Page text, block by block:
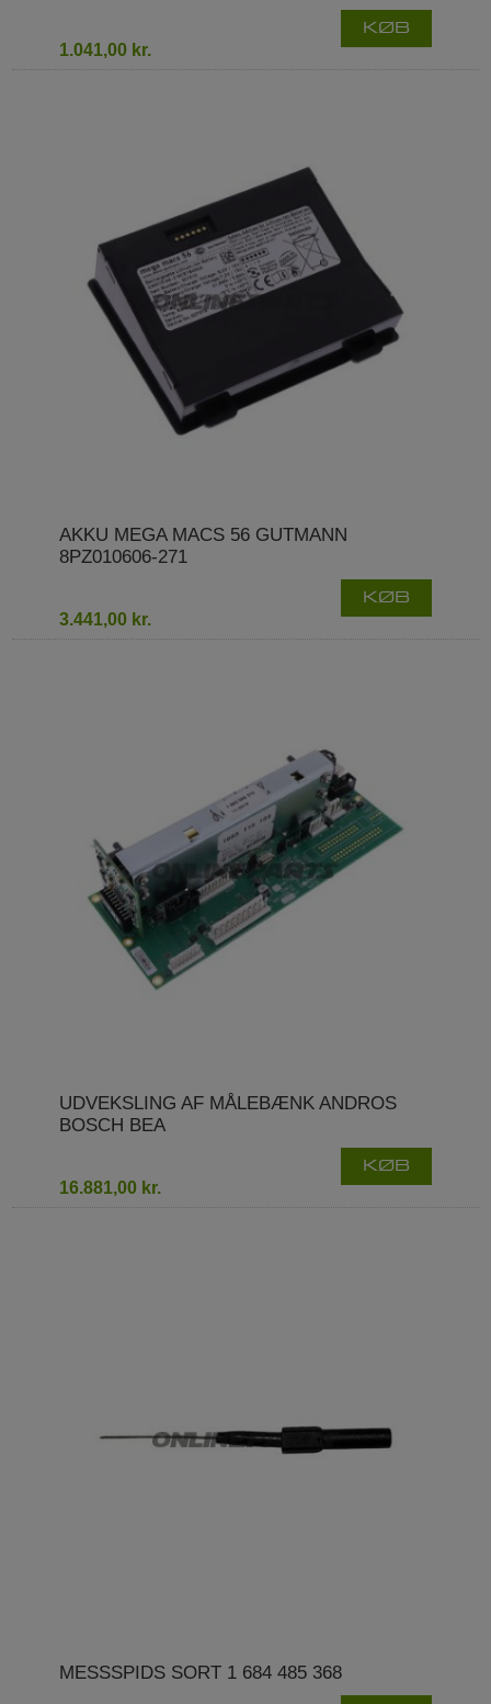
1.041,00 kr.
KØB
AKKU MEGA MACS 56 GUTMANN
8PZ010606-271
3.441,00 kr.
KØB
UDVEKSLING AF MÅLEBÆNK ANDROS
BOSCH BEA
16.881,00 kr.
KØB
MESSSPIDS SORT 1 684 485 368